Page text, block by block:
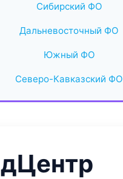
Сибирский ФО
Дальневосточный ФО
Южный ФО
Северо-Кавказский ФО